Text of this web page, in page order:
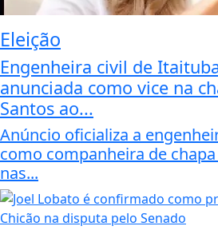
Eleição
Engenheira civil de
anunciada como vice na
Santos ao...
Anúncio oficializa a
como companheira de
nas...